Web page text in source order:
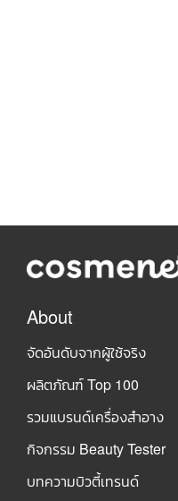
About
จัดอันดับจากผู้ใช้จริง
ผลิตภัณฑ์ Top 100
รวมแบรนด์เครื่องสำอาง
กิจกรรม Beauty Tester
บทความบิวตี้เทรนด์